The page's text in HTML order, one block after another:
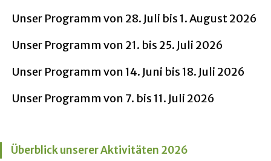
Unser Programm von 28. Juli bis 1. August 2026
Unser Programm von 21. bis 25. Juli 2026
Unser Programm von 14. Juni bis 18. Juli 2026
Unser Programm von 7. bis 11. Juli 2026
Überblick unserer Aktivitäten 2026